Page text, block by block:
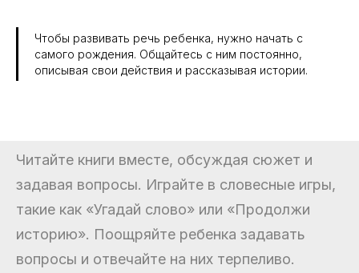
Чтобы развивать речь ребенка, нужно начать с
самого рождения. Общайтесь с ним постоянно,
описывая свои действия и рассказывая истории.
Читайте книги вместе, обсуждая сюжет и
задавая вопросы. Играйте в словесные игры,
такие как «Угадай слово» или «Продолжи
историю». Поощряйте ребенка задавать
вопросы и отвечайте на них терпеливо.